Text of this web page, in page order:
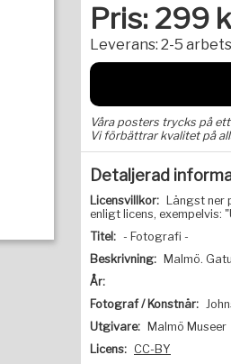
Pris: 299
Leverans: 2-5
Våra posters trycks på
Vi förbättrar kvalitet på
Detaljerad
Licensvillkor:
Längst ner
enligt licens, exempelvis:
Titel: - Fotografi -
Beskrivning:
Malmö.
År:
Fotograf / Konstnär:
Utgivare:
Malmö Museer
Licens: CC-BY